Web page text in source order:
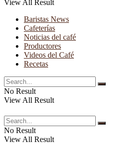
View All Result
Baristas News
Cafeterías
Noticias del café
Productores
Videos del Café
Recetas
No Result
View All Result
No Result
View All Result